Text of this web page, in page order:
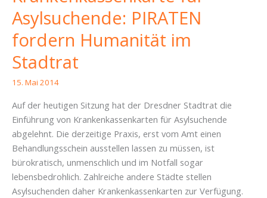
Asylsuchende: PIRATEN
fordern Humanität im
Stadtrat
15. Mai 2014
Auf der heutigen Sitzung hat der Dresdner Stadtrat die
Einführung von Krankenkassenkarten für Asylsuchende
abgelehnt. Die derzeitige Praxis, erst vom Amt einen
Behandlungsschein ausstellen lassen zu müssen, ist
bürokratisch, unmenschlich und im Notfall sogar
lebensbedrohlich. Zahlreiche andere Städte stellen
Asylsuchenden daher Krankenkassenkarten zur Verfügung.